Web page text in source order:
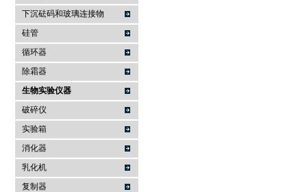
下沉砝码和玻璃连接物
硅管
循环器
除霜器
生物实验仪器
破碎仪
实验箱
消化器
乳化机
复制器